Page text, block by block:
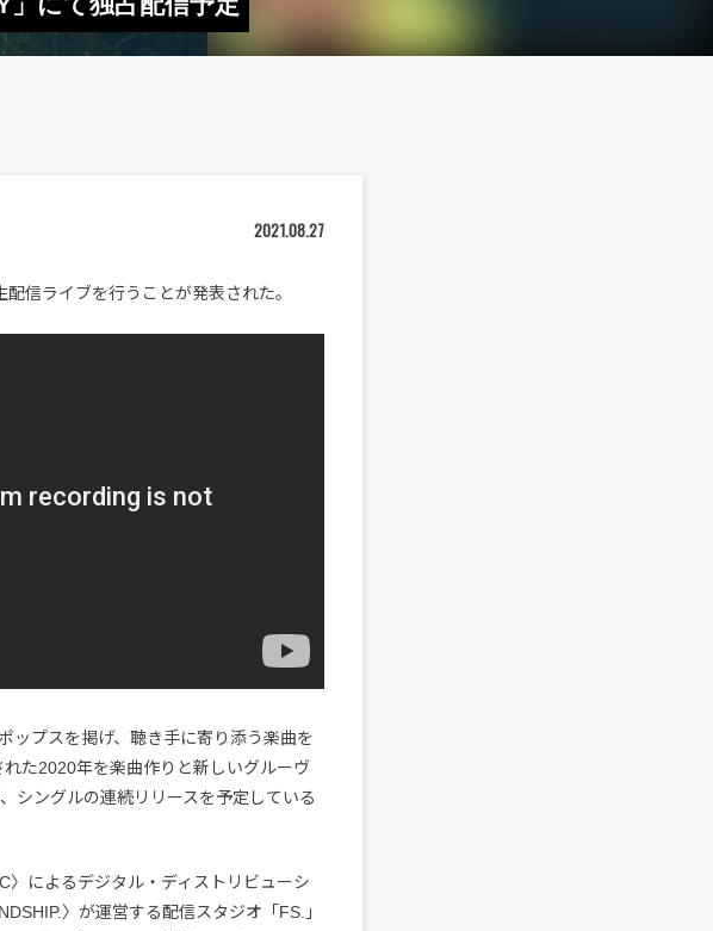
2021.08.27
信ライブを行うことが発表された。
ップスを掲げ、聴き手に寄り添う楽曲を
た2020年を楽曲作りと新しいグルーヴ
シングルの連続リリースを予定している
〉によるデジタル・ディストリビューシ
〉が運営する配信スタジオ「FS.」